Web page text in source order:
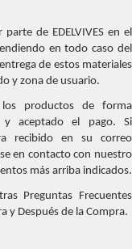
de EDELVIVES en el
en todo caso del
de estos materiales
y zona de usuario.
productos de forma
y aceptado el pago. Si
recibido en su correo
en contacto con nuestro
más arriba indicados.
Preguntas Frecuentes
y Después de la Compra.